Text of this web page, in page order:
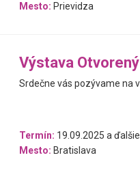
Mesto: Prievidza
Výstava
Srdečne vás pozývame na
Termín: 19.09.2025 a ďalšie
Mesto: Bratislava